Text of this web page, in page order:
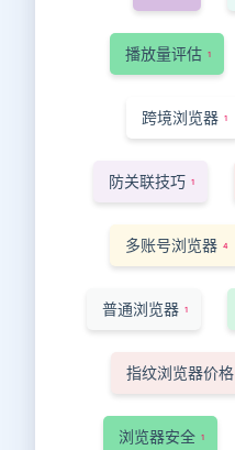
播放量评估 1
跨境浏览器 1
防关联技巧 1
多账号浏览器 4
普通浏览器 1
指纹浏览器价格
浏览器安全 1